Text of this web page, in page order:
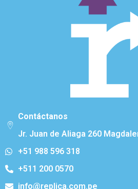
Contáctanos
Jr. Juan de Aliaga 260
+51 988 596 318
+511 200 0570
info@replica.com.pe